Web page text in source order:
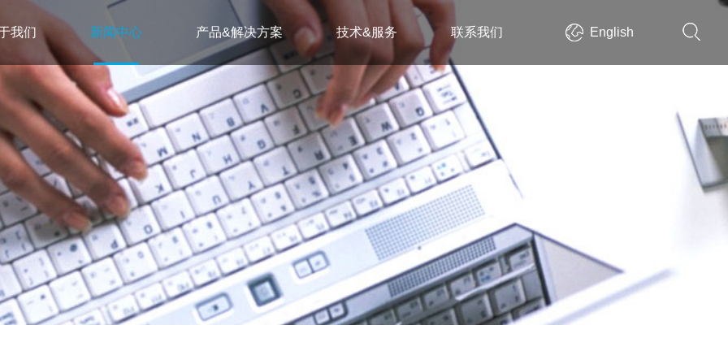
我们 新闻中心 产品&解决方案 技术&服务 联系我们 English